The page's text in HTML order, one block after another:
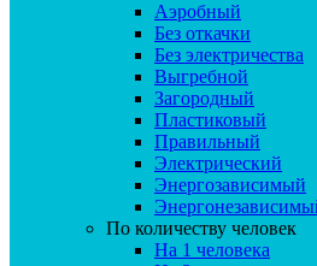
Аэробный
Без откачки
Без электричества
Выгребной
Загородный
Пластиковый
Правильный
Электрический
Энергозависимый
По количеству человек
На 1 человека